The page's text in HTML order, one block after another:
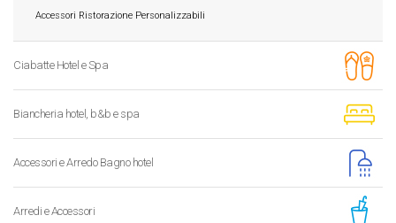
Accessori Ristorazione Personalizzabili
Ciabatte Hotel e Spa
Biancheria hotel, b&b e spa
Accessori e Arredo Bagno hotel
Arredi e Accessori